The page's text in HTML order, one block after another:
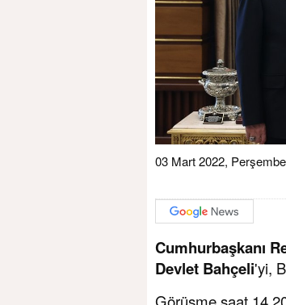
03 Mart 2022,
Cumhurbaşkanı
Devlet Bahçeli'yi,